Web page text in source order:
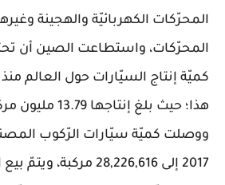
المحرّكات الكهربائيّة والهجينة
المحرّكات، واستطاعت الصين أن
هذا؛ حيث بلغ
ووصلت كميّة سيّارات الرّكوب
2017 إلى 28,226,616